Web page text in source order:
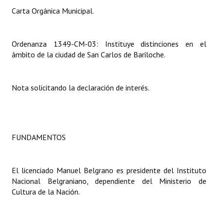
DOCUMENTOS
Proyectos Presentados
Actas de Audiencias Públicas
Carta Orgánica Municipal.
Ordenanza 1349-CM-03: Instituye distinciones en el
ámbito de la ciudad de San Carlos de Bariloche.
Nota solicitando la declaración de interés.
FUNDAMENTOS
El licenciado Manuel Belgrano es presidente del Instituto
Nacional Belgraniano, dependiente del Ministerio de
Cultura de la Nación.